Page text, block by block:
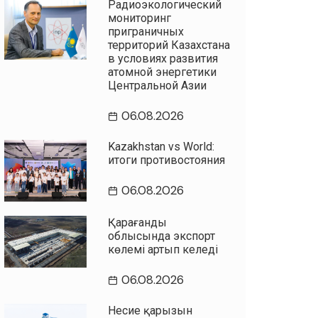
Радиоэкологический
мониторинг
приграничных
территорий Казахстана
в условиях развития
атомной энергетики
Центральной Азии
06.08.2026
Kazakhstan vs World:
итоги противостояния
06.08.2026
Қарағанды
облысында экспорт
көлемі артып келеді
06.08.2026
Несие қарызын